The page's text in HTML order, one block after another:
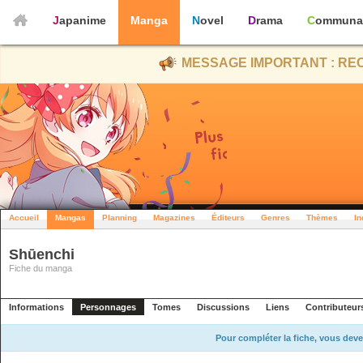
Japanime Manga Novel Drama
MESSAGE IMPORTANT :
Accueil Mangas Planning Magazines Éditeurs Genres Thèmes
Shūenchi
Fiche du manga
Informations Personnages Tomes Discussions Liens
Pour compléter la fiche, vous